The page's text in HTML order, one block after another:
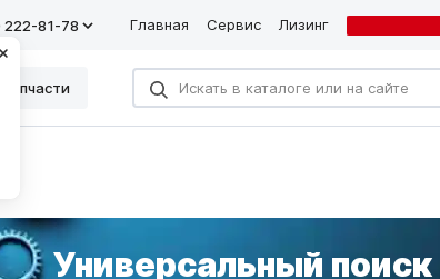
222-81-78 Главная Сервис Лизинг
Запчасти
Универсальный поиск